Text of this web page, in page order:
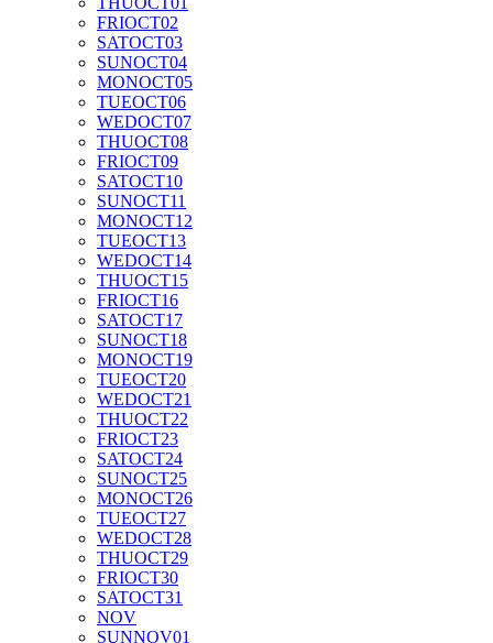
FRIOCT02
SATOCT03
SUNOCT04
MONOCT05
TUEOCT06
WEDOCT07
THUOCT08
FRIOCT09
SATOCT10
SUNOCT11
MONOCT12
TUEOCT13
WEDOCT14
THUOCT15
FRIOCT16
SATOCT17
SUNOCT18
MONOCT19
TUEOCT20
WEDOCT21
THUOCT22
FRIOCT23
SATOCT24
SUNOCT25
MONOCT26
TUEOCT27
WEDOCT28
THUOCT29
FRIOCT30
SATOCT31
NOV
SUNNOV01